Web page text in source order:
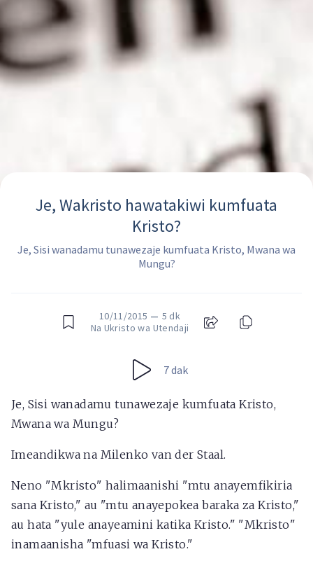
Je, Wakristo hawatakiwi kumfuata
Kristo?
Je, Sisi wanadamu tunawezaje kumfuata Kristo, Mwana wa
Mungu?
10/11/2015 — 5 dk
Na Ukristo wa Utendaji
7 dak
Je, Sisi wanadamu tunawezaje kumfuata Kristo,
Mwana wa Mungu?
Imeandikwa na Milenko van der Staal.
Neno "Mkristo" halimaanishi "mtu anayemfikiria
sana Kristo," au "mtu anayepokea baraka za Kristo,"
au hata "yule anayeamini katika Kristo." "Mkristo"
inamaanisha "mfuasi wa Kristo."